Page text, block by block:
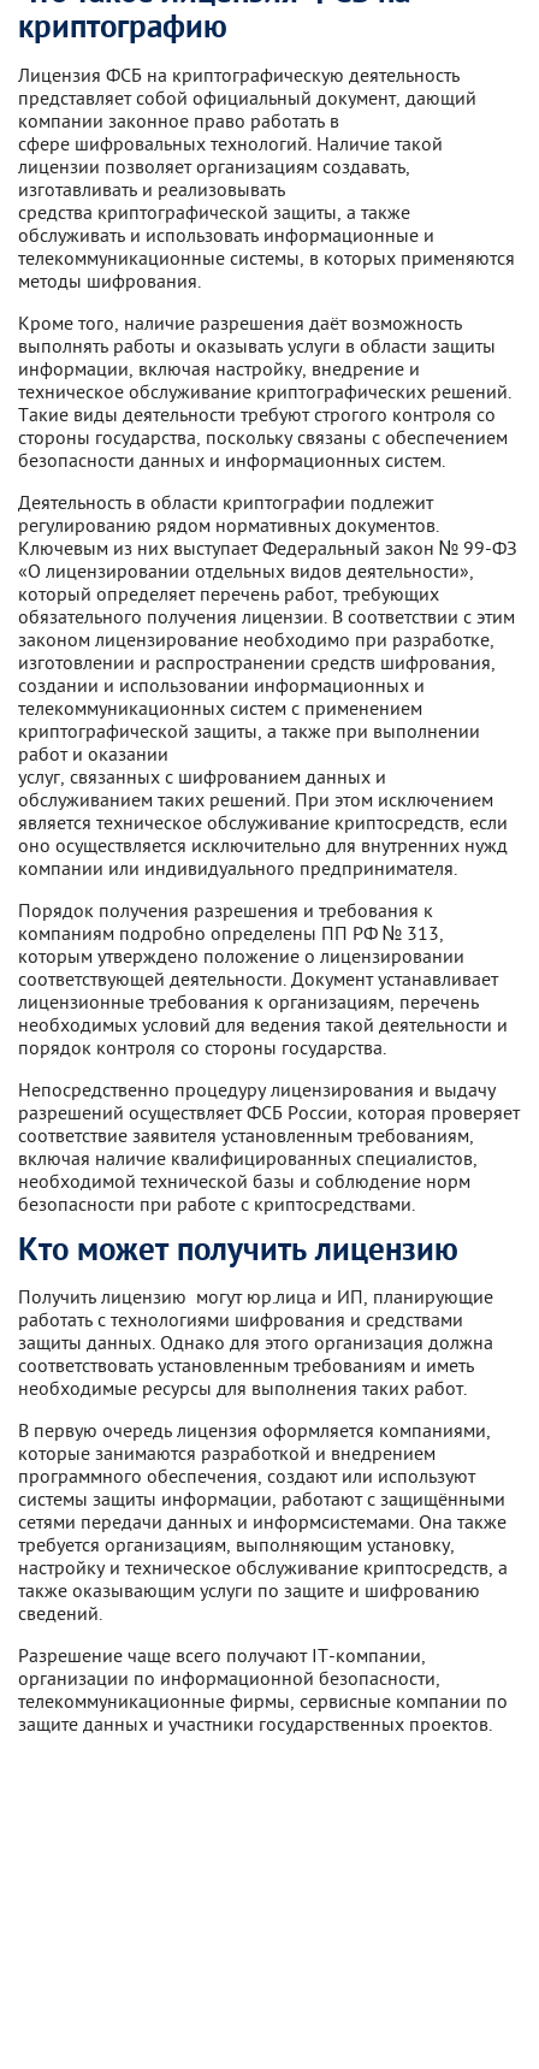
криптографию
Лицензия ФСБ на криптографическую деятельность
представляет собой официальный документ, дающий
компании законное право работать в
сфере шифровальных технологий. Наличие такой
лицензии позволяет организациям создавать,
изготавливать и реализовывать
средства криптографической защиты, а также
обслуживать и использовать информационные и
телекоммуникационные системы, в которых применяются
методы шифрования.
Кроме того, наличие разрешения даёт возможность
выполнять работы и оказывать услуги в области защиты
информации, включая настройку, внедрение и
техническое обслуживание криптографических решений.
Такие виды деятельности требуют строгого контроля со
стороны государства, поскольку связаны с обеспечением
безопасности данных и информационных систем.
Деятельность в области криптографии подлежит
регулированию рядом нормативных документов.
Ключевым из них выступает Федеральный закон № 99-ФЗ
«О лицензировании отдельных видов деятельности»,
который определяет перечень работ, требующих
обязательного получения лицензии. В соответствии с этим
законом лицензирование необходимо при разработке,
изготовлении и распространении средств шифрования,
создании и использовании информационных и
телекоммуникационных систем с применением
криптографической защиты, а также при выполнении
работ и оказании
услуг, связанных с шифрованием данных и
обслуживанием таких решений. При этом исключением
является техническое обслуживание криптосредств, если
оно осуществляется исключительно для внутренних нужд
компании или индивидуального предпринимателя.
Порядок получения разрешения и требования к
компаниям подробно определены ПП РФ № 313,
которым утверждено положение о лицензировании
соответствующей деятельности. Документ устанавливает
лицензионные требования к организациям, перечень
необходимых условий для ведения такой деятельности и
порядок контроля со стороны государства.
Непосредственно процедуру лицензирования и выдачу
разрешений осуществляет ФСБ России, которая проверяет
соответствие заявителя установленным требованиям,
включая наличие квалифицированных специалистов,
необходимой технической базы и соблюдение норм
безопасности при работе с криптосредствами.
Кто может получить лицензию
Получить лицензию могут юр.лица и ИП, планирующие
работать с технологиями шифрования и средствами
защиты данных. Однако для этого организация должна
соответствовать установленным требованиям и иметь
необходимые ресурсы для выполнения таких работ.
В первую очередь лицензия оформляется компаниями,
которые занимаются разработкой и внедрением
программного обеспечения, создают или используют
системы защиты информации, работают с защищёнными
сетями передачи данных и информсистемами. Она также
требуется организациям, выполняющим установку,
настройку и техническое обслуживание криптосредств, а
также оказывающим услуги по защите и шифрованию
сведений.
Разрешение чаще всего получают IT-компании,
организации по информационной безопасности,
телекоммуникационные фирмы, сервисные компании по
защите данных и участники государственных проектов.